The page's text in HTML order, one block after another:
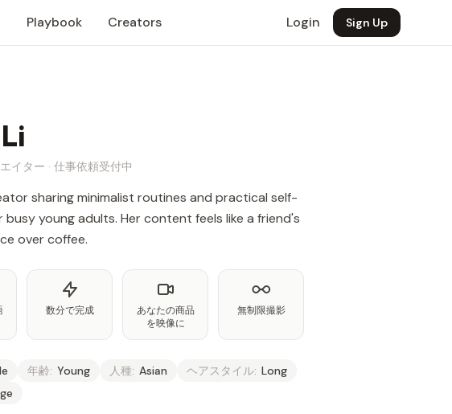
Playbook Creators Login Sign Up
イター · 仕事依頼受付中
sharing minimalist routines and practical self-
young adults. Her content feels like a friend's
over coffee.
数分で完成
あなたの商品
を映像に
無制限撮影
年齢: Young 人種: Asian ヘアスタイル: Long